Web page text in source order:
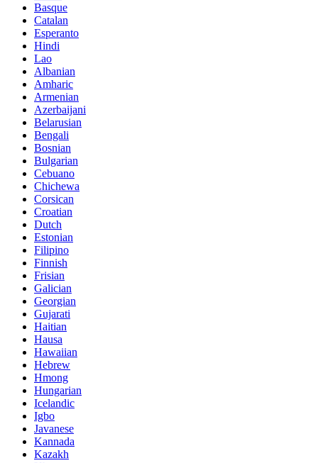
Basque
Catalan
Esperanto
Hindi
Lao
Albanian
Amharic
Armenian
Azerbaijani
Belarusian
Bengali
Bosnian
Bulgarian
Cebuano
Chichewa
Corsican
Croatian
Dutch
Estonian
Filipino
Finnish
Frisian
Galician
Georgian
Gujarati
Haitian
Hausa
Hawaiian
Hebrew
Hmong
Hungarian
Icelandic
Igbo
Javanese
Kannada
Kazakh